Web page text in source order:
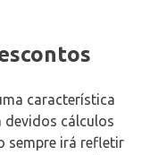
característica
devidos cálculos
sempre irá refletir